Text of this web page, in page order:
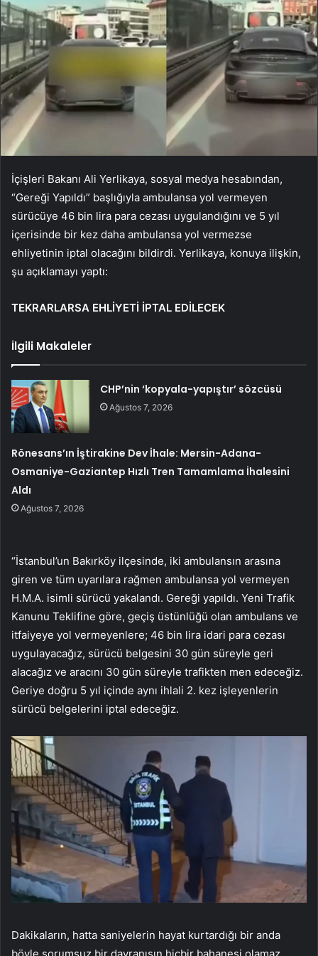
İçişleri Bakanı Ali Yerlikaya, sosyal medya hesabından,
“Gereği Yapıldı” başlığıyla ambulansa yol vermeyen
sürücüye 46 bin lira para cezası uygulandığını ve 5 yıl
içerisinde bir kez daha ambulansa yol vermezse
ehliyetinin iptal olacağını bildirdi. Yerlikaya, konuya ilişkin,
şu açıklamayı yaptı:
TEKRARLARSA EHLİYETİ İPTAL EDİLECEK
İlgili Makaleler
CHP’nin ‘kopyala-yapıştır’ sözcüsü
Ağustos 7, 2026
Rönesans’ın İştirakine Dev İhale: Mersin-Adana-
Osmaniye-Gaziantep Hızlı Tren Tamamlama İhalesini
Aldı
Ağustos 7, 2026
“İstanbul’un Bakırköy ilçesinde, iki ambulansın arasına
giren ve tüm uyarılara rağmen ambulansa yol vermeyen
H.M.A. isimli sürücü yakalandı. Gereği yapıldı. Yeni Trafik
Kanunu Teklifine göre, geçiş üstünlüğü olan ambulans ve
itfaiyeye yol vermeyenlere; 46 bin lira idari para cezası
uygulayacağız, sürücü belgesini 30 gün süreyle geri
alacağız ve aracını 30 gün süreyle trafikten men edeceğiz.
Geriye doğru 5 yıl içinde aynı ihlali 2. kez işleyenlerin
sürücü belgelerini iptal edeceğiz.
Dakikaların, hatta saniyelerin hayat kurtardığı bir anda